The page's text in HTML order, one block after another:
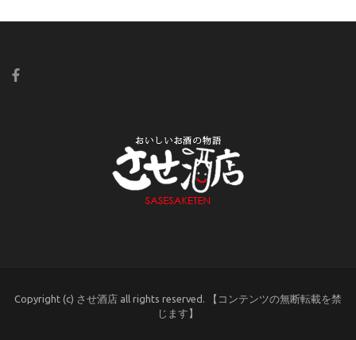
Copyright (c) させ酒店 all rights reserved. 【コンテンツの無断転載を禁
じます】